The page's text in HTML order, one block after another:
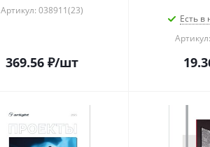
Артикул: 038911(23)
369.56₽/шт
Есть в